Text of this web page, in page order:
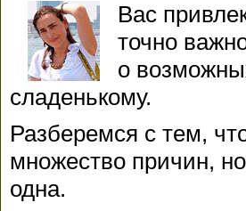
Вас
точно
о
сладенькому.
Разберемся с тем,
множество причин,
одна.